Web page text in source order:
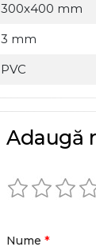
300x400 mm
3 mm
PVC
Adaugă
Nume *